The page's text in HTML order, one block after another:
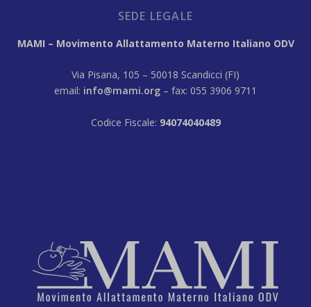
SEDE LEGALE
MAMI – Movimento Allattamento Materno Italiano ODV
Via Pisana, 105 – 50018 Scandicci (FI)
email: info@mami.org – fax: 055 3906 9711
Codice Fiscale: 94074040489